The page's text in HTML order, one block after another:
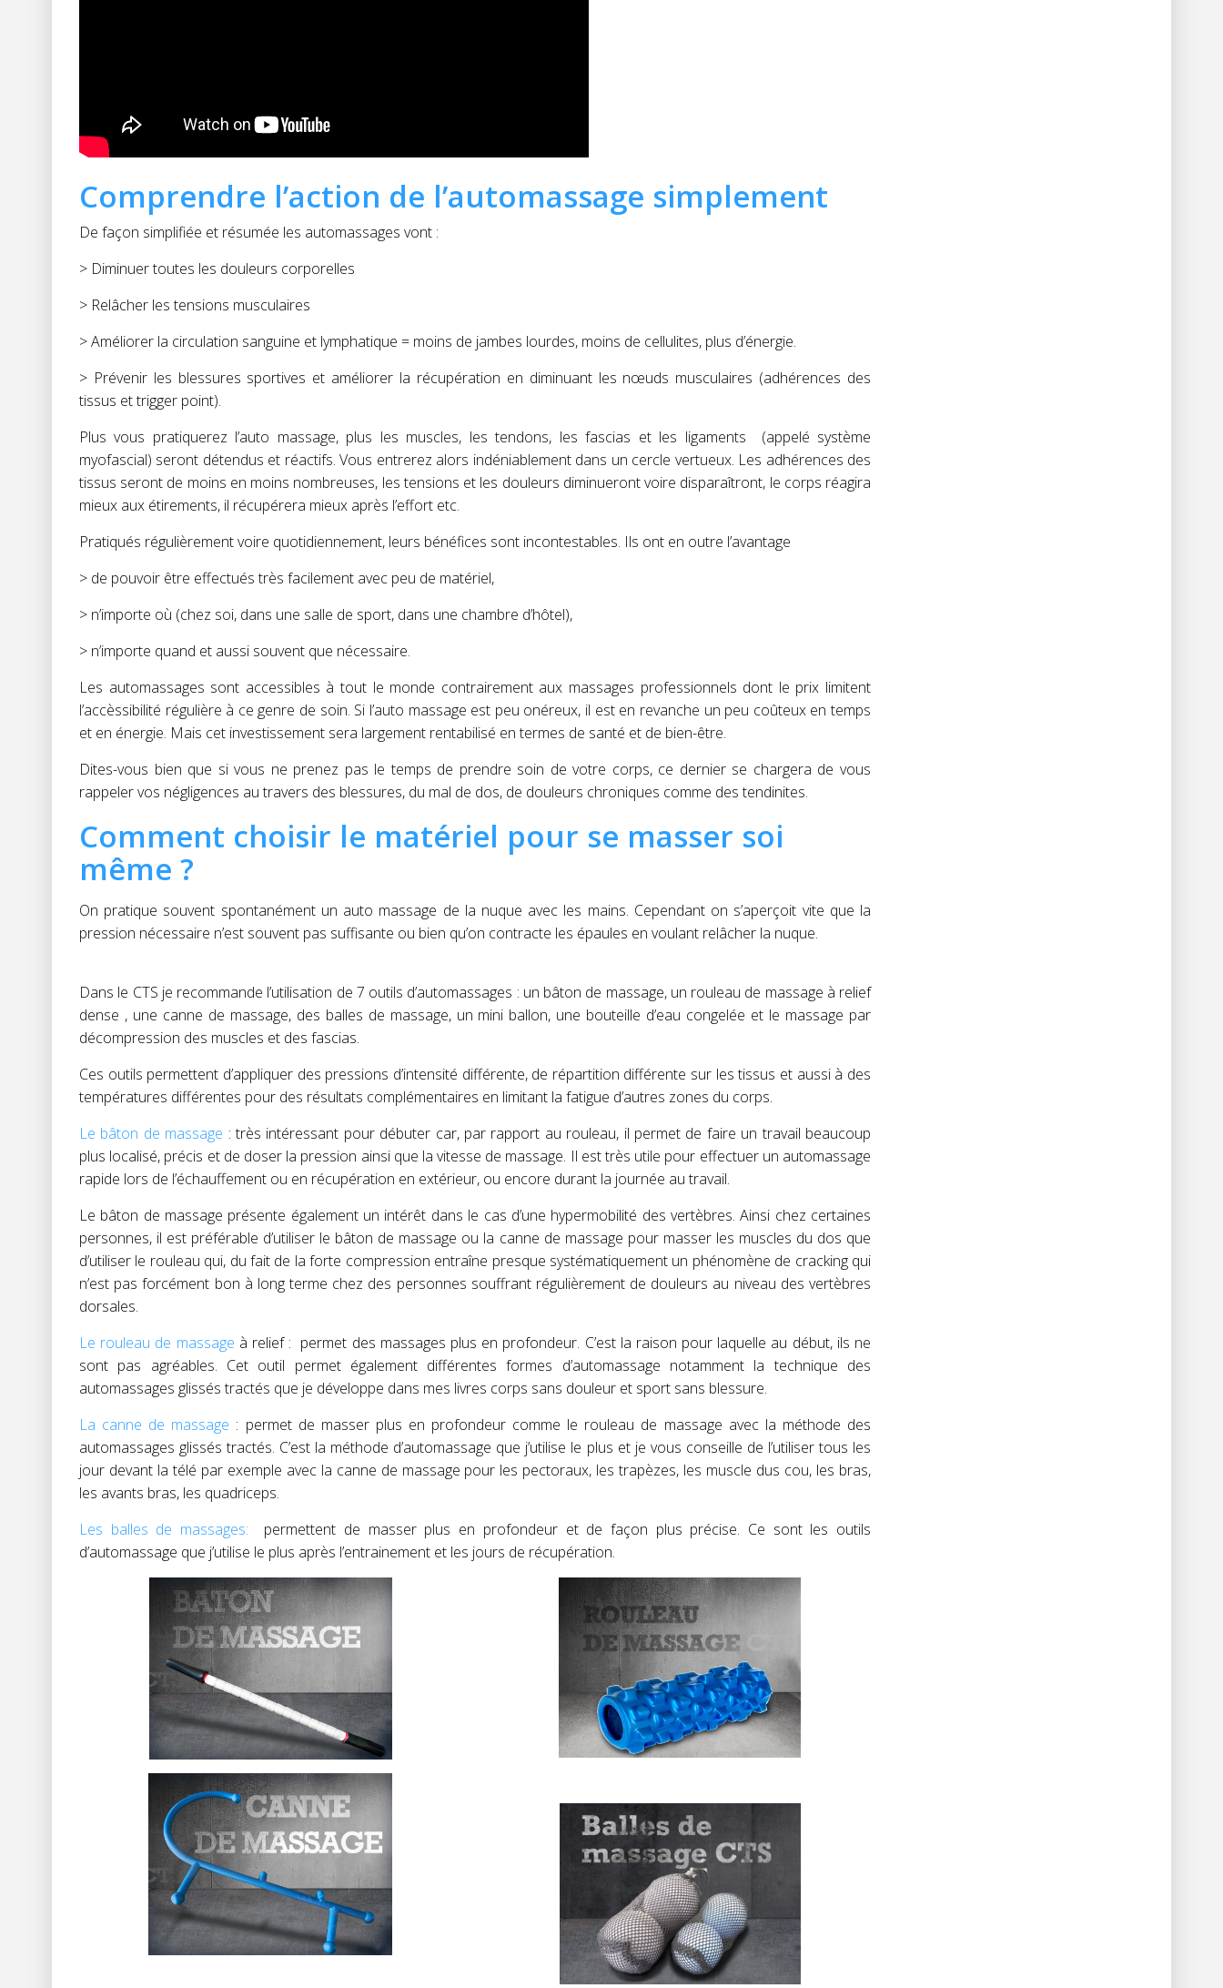
Comprendre l’action de l’automassage simplement
De façon simplifiée et résumée les automassages vont :
> Diminuer toutes les douleurs corporelles
> Relâcher les tensions musculaires
> Améliorer la circulation sanguine et lymphatique = moins de jambes lourdes, moins de cellulites, plus d’énergie.
> Prévenir les blessures sportives et améliorer la récupération en diminuant les nœuds musculaires (adhérences des
tissus et trigger point).
Plus vous pratiquerez l’auto massage, plus les muscles, les tendons, les fascias et les ligaments (appelé système
myofascial) seront détendus et réactifs. Vous entrerez alors indéniablement dans un cercle vertueux. Les adhérences des
tissus seront de moins en moins nombreuses, les tensions et les douleurs diminueront voire disparaîtront, le corps réagira
mieux aux étirements, il récupérera mieux après l’effort etc.
Pratiqués régulièrement voire quotidiennement, leurs bénéfices sont incontestables. Ils ont en outre l’avantage
> de pouvoir être effectués très facilement avec peu de matériel,
> n’importe où (chez soi, dans une salle de sport, dans une chambre d’hôtel),
> n’importe quand et aussi souvent que nécessaire.
Les automassages sont accessibles à tout le monde contrairement aux massages professionnels dont le prix limitent
l’accèssibilité régulière à ce genre de soin. Si l’auto massage est peu onéreux, il est en revanche un peu coûteux en temps
et en énergie. Mais cet investissement sera largement rentabilisé en termes de santé et de bien-être.
Dites-vous bien que si vous ne prenez pas le temps de prendre soin de votre corps, ce dernier se chargera de vous
rappeler vos négligences au travers des blessures, du mal de dos, de douleurs chroniques comme des tendinites.
Comment choisir le matériel pour se masser soi
même ?
On pratique souvent spontanément un auto massage de la nuque avec les mains. Cependant on s’aperçoit vite que la
pression nécessaire n’est souvent pas suffisante ou bien qu’on contracte les épaules en voulant relâcher la nuque.
Dans le CTS je recommande l’utilisation de 7 outils d’automassages : un bâton de massage, un rouleau de massage à relief
dense , une canne de massage, des balles de massage, un mini ballon, une bouteille d’eau congelée et le massage par
décompression des muscles et des fascias.
Ces outils permettent d’appliquer des pressions d’intensité différente, de répartition différente sur les tissus et aussi à des
températures différentes pour des résultats complémentaires en limitant la fatigue d’autres zones du corps.
Le bâton de massage : très intéressant pour débuter car, par rapport au rouleau, il permet de faire un travail beaucoup
plus localisé, précis et de doser la pression ainsi que la vitesse de massage. Il est très utile pour effectuer un automassage
rapide lors de l’échauffement ou en récupération en extérieur, ou encore durant la journée au travail.
Le bâton de massage présente également un intérêt dans le cas d’une hypermobilité des vertèbres. Ainsi chez certaines
personnes, il est préférable d’utiliser le bâton de massage ou la canne de massage pour masser les muscles du dos que
d’utiliser le rouleau qui, du fait de la forte compression entraîne presque systématiquement un phénomène de cracking qui
n’est pas forcément bon à long terme chez des personnes souffrant régulièrement de douleurs au niveau des vertèbres
dorsales.
Le rouleau de massage à relief : permet des massages plus en profondeur. C’est la raison pour laquelle au début, ils ne
sont pas agréables. Cet outil permet également différentes formes d’automassage notamment la technique des
automassages glissés tractés que je développe dans mes livres corps sans douleur et sport sans blessure.
La canne de massage : permet de masser plus en profondeur comme le rouleau de massage avec la méthode des
automassages glissés tractés. C’est la méthode d’automassage que j’utilise le plus et je vous conseille de l’utiliser tous les
jour devant la télé par exemple avec la canne de massage pour les pectoraux, les trapèzes, les muscle dus cou, les bras,
les avants bras, les quadriceps.
Les balles de massages:
permettent de masser plus en profondeur et de façon plus précise. Ce sont les outils
d’automassage que j’utilise le plus après l’entrainement et les jours de récupération.